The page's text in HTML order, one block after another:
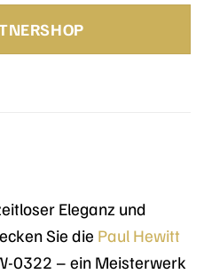
Eleganz und
Sie die Paul Hewitt
0322 – ein Meisterwerk